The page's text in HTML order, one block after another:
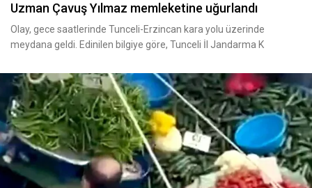
Uzman Çavuş Yılmaz memleketine uğurlandı
Olay, gece saatlerinde Tunceli-Erzincan kara yolu üzerinde
meydana geldi. Edinilen bilgiye göre, Tunceli İl Jandarma K